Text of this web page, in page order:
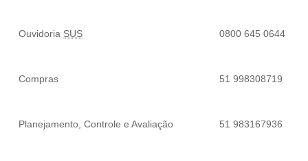
Ouvidoria SUS 0800 645 0644
Compras 51 998308719
Planejamento, Controle e Avaliação 51 983167936